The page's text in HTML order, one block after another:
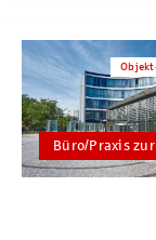
Büro/Praxis